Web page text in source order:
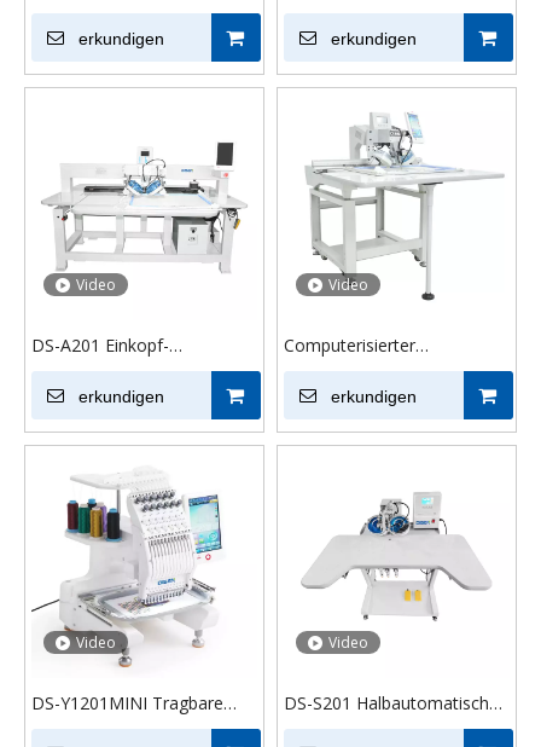
Stickmaschine für fertige
Kleidungsstücke Mehrkopf-
Stickmaschine für die
Textilindustrie
erkundigen
Strass-Hotfix-Stickmaschine
erkundigen
Video
DS-A201 Einkopf-
Doppelscheiben-
Vollautomatische Strass-
Heißfixiermaschine für die
Industrie
erkundigen
Video
Computerisierter
Strasseinstellungsmaschine
für T-Shirt-Stoff Textile
erkundigen
Video
DS-Y1201MINI Tragbare
Logos Einkopf-
Video
DS-S201 Halbautomatische
Ultraschall-Strass-